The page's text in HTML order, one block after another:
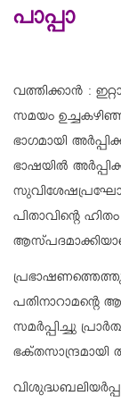
പാപ്പാ
വത്തിക്കാൻ :
സമയം
ഭാഗമായി
ഭാഷയിൽ
പിതാവിന്റെ
പതിനാറാമന്റെ
സമർപ്പിച്ചു
ഭക്‌തസാന്ദ്രമായി